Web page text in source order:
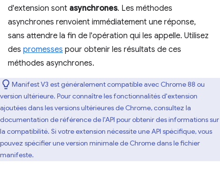
d'extension sont asynchrones. Les méthodes
asynchrones renvoient immédiatement une réponse,
sans attendre la fin de l'opération qui les appelle. Utilisez
des promesses pour obtenir les résultats de ces
méthodes asynchrones.
Manifest V3 est généralement compatible avec Chrome 88 ou
version ultérieure. Pour connaître les fonctionnalités d'extension
ajoutées dans les versions ultérieures de Chrome, consultez la
documentation de référence de l'API pour obtenir des informations sur
la compatibilité. Si votre extension nécessite une API spécifique, vous
pouvez spécifier une version minimale de Chrome dans le fichier
manifeste.